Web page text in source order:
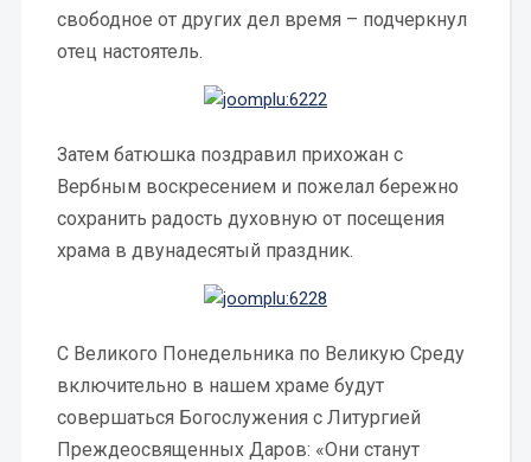
свободное от других дел время – подчеркнул
отец настоятель.
Затем батюшка поздравил прихожан с
Вербным воскресением и пожелал бережно
сохранить радость духовную от посещения
храма в двунадесятый праздник.
С Великого Понедельника по Великую Среду
включительно в нашем храме будут
совершаться Богослужения с Литургией
Преждеосвященных Даров: «Они станут